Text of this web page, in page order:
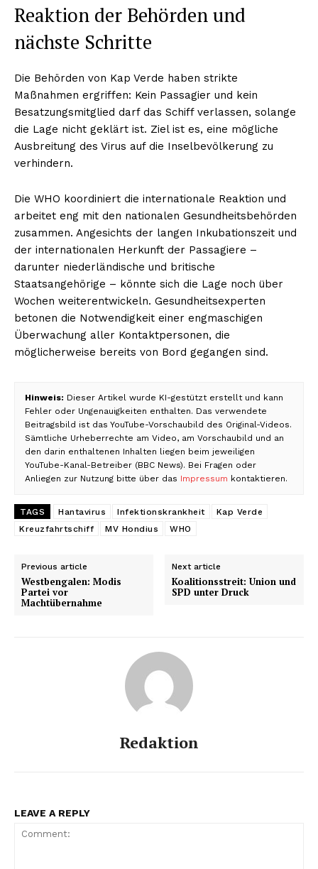
Reaktion der Behörden und
nächste Schritte
Die Behörden von Kap Verde haben strikte
Maßnahmen ergriffen: Kein Passagier und kein
Besatzungsmitglied darf das Schiff verlassen, solange
die Lage nicht geklärt ist. Ziel ist es, eine mögliche
Ausbreitung des Virus auf die Inselbevölkerung zu
verhindern.
Die WHO koordiniert die internationale Reaktion und
arbeitet eng mit den nationalen Gesundheitsbehörden
zusammen. Angesichts der langen Inkubationszeit und
der internationalen Herkunft der Passagiere –
darunter niederländische und britische
Staatsangehörige – könnte sich die Lage noch über
Wochen weiterentwickeln. Gesundheitsexperten
betonen die Notwendigkeit einer engmaschigen
Überwachung aller Kontaktpersonen, die
möglicherweise bereits von Bord gegangen sind.
Hinweis: Dieser Artikel wurde KI-gestützt erstellt und kann
Fehler oder Ungenauigkeiten enthalten. Das verwendete
Beitragsbild ist das YouTube-Vorschaubild des Original-Videos.
Sämtliche Urheberrechte am Video, am Vorschaubild und an
den darin enthaltenen Inhalten liegen beim jeweiligen
YouTube-Kanal-Betreiber (BBC News). Bei Fragen oder
Anliegen zur Nutzung bitte über das Impressum kontaktieren.
TAGS Hantavirus Infektionskrankheit
Kap Verde
Kreuzfahrtschiff
MV Hondius WHO
Previous article
Westbengalen: Modis
Partei vor
Machtübernahme
Next article
Koalitionsstreit: Union und
SPD unter Druck
Redaktion
LEAVE A REPLY